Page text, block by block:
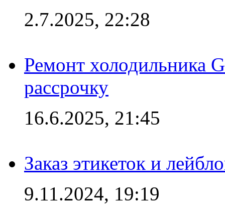
2.7.2025, 22:28
Ремонт холодильника
рассрочку
16.6.2025, 21:45
Заказ этикеток и
9.11.2024, 19:19